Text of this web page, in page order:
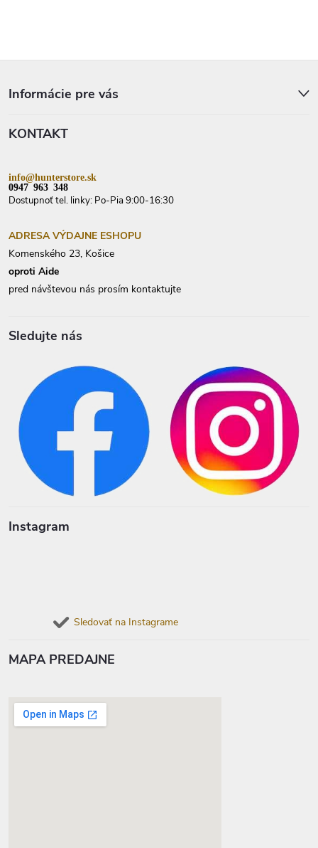
Informácie pre vás
KONTAKT
info@hunterstore.sk
0947 963 348
Dostupnoť tel. linky: Po-Pia 9:00-16:30
ADRESA VÝDAJNE ESHOPU
Komenského 23, Košice
oproti Aide
pred návštevou nás prosím kontaktujte
Sledujte nás
Instagram
Sledovať na Instagrame
MAPA PREDAJNE